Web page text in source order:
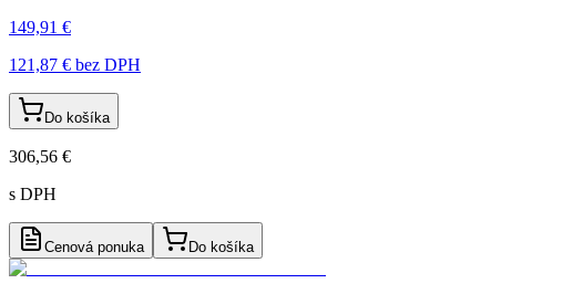
149,91 €
121,87 € bez DPH
Do košíka
306,56 €
s DPH
Cenová ponuka Do košíka